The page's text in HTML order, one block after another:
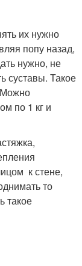
их нужно
попу назад,
нужно, не
суставы. Такое
Можно
по 1 кг и
к стене,
то
такое